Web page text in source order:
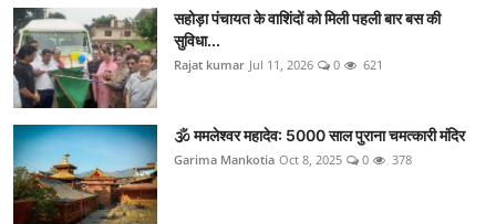
सहोड़ा पंचायत के वाशिंदों को मिली पहली बार बस की
सुविधा...
Rajat kumar Jul 11, 2026 0 621
🕉️ ममलेश्वर महादेव: 5000 साल पुराना चमत्कारी मंदिर
Garima Mankotia Oct 8, 2025 0 378